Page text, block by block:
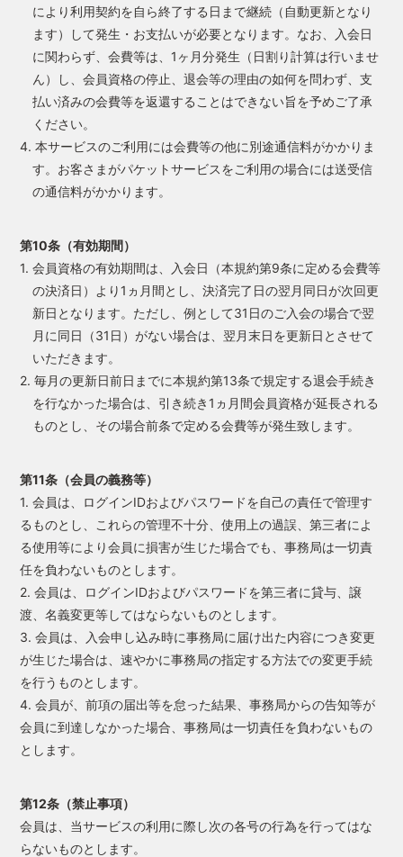
により利用契約を自ら終了する日まで継続（自動更新となり
ます）して発生・お支払いが必要となります。なお、入会日
に関わらず、会費等は、1ヶ月分発生（日割り計算は行いませ
ん）し、会員資格の停止、退会等の理由の如何を問わず、支
払い済みの会費等を返還することはできない旨を予めご了承
ください。
4. 本サービスのご利用には会費等の他に別途通信料がかかりま
す。お客さまがパケットサービスをご利用の場合には送受信
の通信料がかかります。
第10条（有効期間）
1. 会員資格の有効期間は、入会日（本規約第9条に定める会費等
の決済日）より1ヵ月間とし、決済完了日の翌月同日が次回更
新日となります。ただし、例として31日のご入会の場合で翌
月に同日（31日）がない場合は、翌月末日を更新日とさせて
いただきます。
2. 毎月の更新日前日までに本規約第13条で規定する退会手続き
を行なかった場合は、引き続き1ヵ月間会員資格が延長される
ものとし、その場合前条で定める会費等が発生致します。
第11条（会員の義務等）
1. 会員は、ログインIDおよびパスワードを自己の責任で管理す
るものとし、これらの管理不十分、使用上の過誤、第三者によ
る使用等により会員に損害が生じた場合でも、事務局は一切責
任を負わないものとします。
2. 会員は、ログインIDおよびパスワードを第三者に貸与、譲
渡、名義変更等してはならないものとします。
3. 会員は、入会申し込み時に事務局に届け出た内容につき変更
が生じた場合は、速やかに事務局の指定する方法での変更手続
を行うものとします。
4. 会員が、前項の届出等を怠った結果、事務局からの告知等が
会員に到達しなかった場合、事務局は一切責任を負わないもの
とします。
第12条（禁止事項）
会員は、当サービスの利用に際し次の各号の行為を行ってはな
らないものとします。